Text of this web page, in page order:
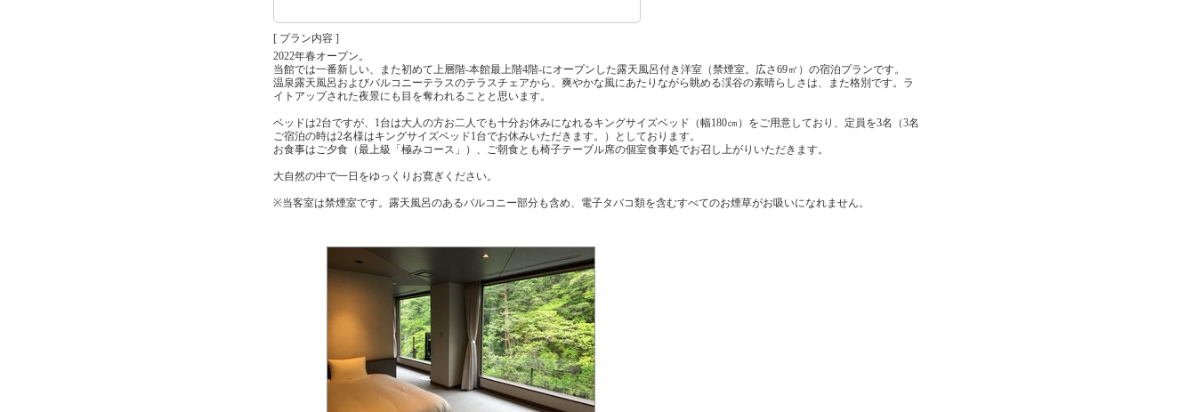
[ プラン内容 ]
2022年春オープン。
当館では一番新しい、また初めて上層階‐本館最上階4階‐にオープンした露天風呂付き洋室（禁煙室。広さ69㎡）の宿泊プランです。
温泉露天風呂およびバルコニーテラスのテラスチェアから、爽やかな風にあたりながら眺める渓谷の素晴らしさは、また格別です。ラ
イトアップされた夜景にも目を奪われることと思います。
ベッドは2台ですが、1台は大人の方お二人でも十分お休みになれるキングサイズベッド（幅180㎝）をご用意しており、定員を3名（3名
ご宿泊の時は2名様はキングサイズベッド1台でお休みいただきます。）としております。
お食事はご夕食（最上級「極みコース」）、ご朝食とも椅子テーブル席の個室食事処でお召し上がりいただきます。
大自然の中で一日をゆっくりお寛ぎください。
※当客室は禁煙室です。露天風呂のあるバルコニー部分も含め、電子タバコ類を含むすべてのお煙草がお吸いになれません。